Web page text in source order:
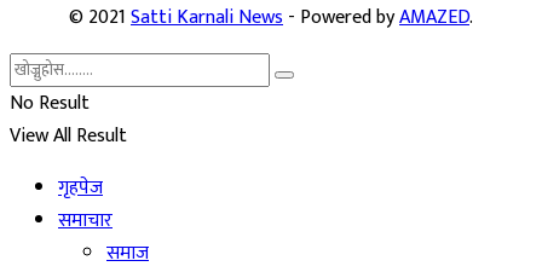
© 2021Satti Karnali News- Powered byAMAZED.
No Result
View All Result
गृहपेज
समाचार
समाज